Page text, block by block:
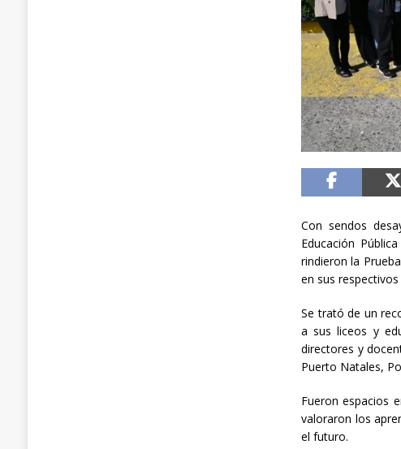
Con sendos
Educación
rindieron la
en sus
Se trató de un
a sus liceos y
directores y
Puerto Natales,
Fueron espacios
valoraron los
el futuro.